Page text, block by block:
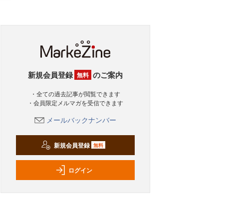
新規会員登録 無料 のご案内
・全ての過去記事が閲覧できます
・会員限定メルマガを受信できます
メールバックナンバー
新規会員登録 無料
ログイン